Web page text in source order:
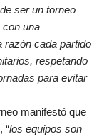
ser un torneo
una
razón cada partido
respetando
para evitar
manifestó que
“los equipos son